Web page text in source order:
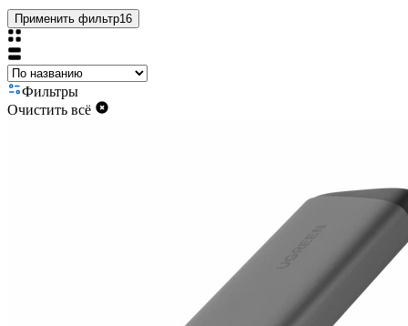
Применить фильтр16
Фильтры
Очистить всё